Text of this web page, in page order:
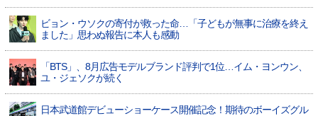
ビョン・ウソクの寄付が救った命…「子どもが無事に治療を終え
ました」思わぬ報告に本人も感動
「BTS」、8月広告モデルブランド評判で1位…イム・ヨンウン、
ユ・ジェソクが続く
日本武道館デビューショーケース開催記念！期待のボーイズグル